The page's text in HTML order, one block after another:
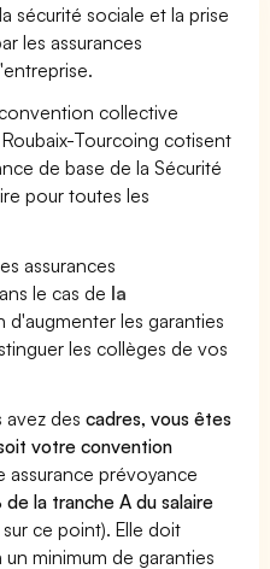
sécurité sociale et la prise
les assurances
collective
Tourcoing cotisent
de base de la Sécurité
pour toutes les
assurances
le cas de la
d'augmenter les garanties
les collèges de vos
avez descadres, vous êtes
votre convention
assurance prévoyance
de la tranche A du salaire
ce point). Elle doit
minimum de garanties